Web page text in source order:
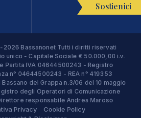
Sostienici
Bassanonet Tutti i diritti riservati
unico - Capitale Sociale € 50.000,00 i.v.
Partita IVA 04644500243 - Registro
n° 04644500243 - REA n° 419353
del Grappa n.3/06 del 10 maggio
degli Operatori di Comunicazione
responsabile Andrea Maroso
Privacy
Cookie Policy